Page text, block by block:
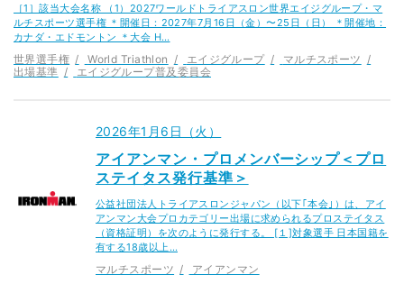
［1］該当大会名称 （1）2027ワールドトライアスロン世界エイジグループ・マ
ルチスポーツ選手権 ＊開催日：2027年7月16日（金）〜25日（日） ＊開催地：
カナダ・エドモントン ＊大会 H…
世界選手権 World Triathlon エイジグループ
マルチスポーツ
出場基準
エイジグループ普及委員会
2026年1月6日（火）
アイアンマン・プロメンバーシップ＜プロ
ステイタス発行基準＞
公益社団法人トライアスロンジャパン（以下｢本会｣）は、アイ
アンマン大会プロカテゴリー出場に求められるプロステイタス
（資格証明）を次のように発行する。 [１]対象選手 日本国籍を
有する18歳以上…
マルチスポーツ アイアンマン